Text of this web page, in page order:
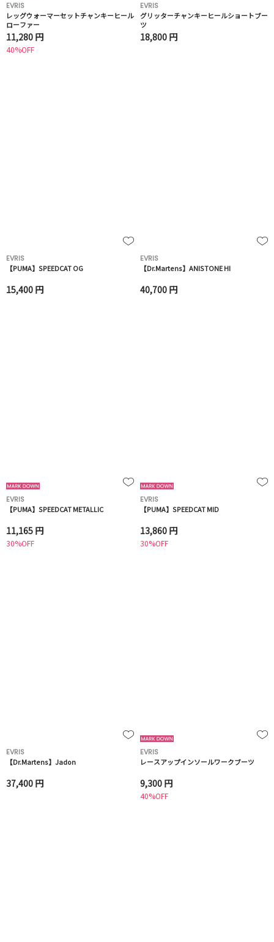
EVRIS
レッグウォーマーセットチャンキーヒール
ローファー
11,280 円
40%OFF
EVRIS
グリッターチャンキーヒールショートブー
ツ
18,800 円
EVRIS
【PUMA】SPEEDCAT OG
15,400 円
EVRIS
【Dr.Martens】ANISTONE HI
40,700 円
EVRIS
【PUMA】SPEEDCAT METALLIC
11,165 円
30%OFF
EVRIS
【PUMA】SPEEDCAT MID
13,860 円
30%OFF
EVRIS
【Dr.Martens】Jadon
37,400 円
EVRIS
レースアップインソールワークブーツ
9,300 円
40%OFF